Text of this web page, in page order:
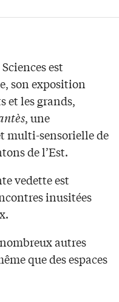
est
son exposition
et les grands,
, une
multi-sensorielle de
de l’Est.
vedette est
inusitées
autres
que des espaces